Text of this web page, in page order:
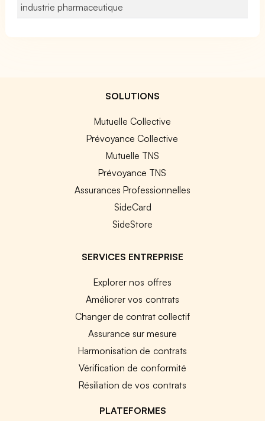
industrie pharmaceutique
SOLUTIONS
Mutuelle Collective
Prévoyance Collective
Mutuelle TNS
Prévoyance TNS
Assurances Professionnelles
SideCard
SideStore
SERVICES ENTREPRISE
Explorer nos offres
Améliorer vos contrats
Changer de contrat collectif
Assurance sur mesure
Harmonisation de contrats
Vérification de conformité
Résiliation de vos contrats
PLATEFORMES